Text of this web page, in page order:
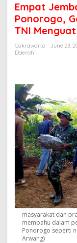
Empat
Ponorogo,
TNI Menguat
Cakrawarta
June 23,
Daerah
masyarakat dan
membahu dalam
Ponorogo seperti
Arwang)